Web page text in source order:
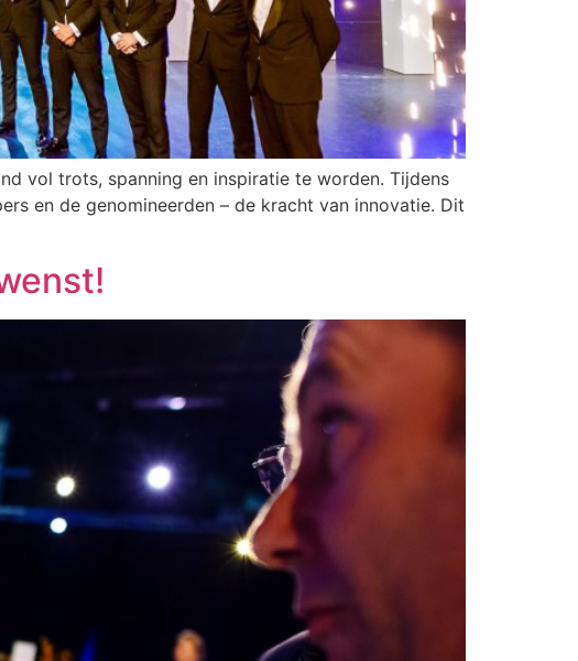
vol trots, spanning en inspiratie te worden. Tijdens
en de genomineerden – de kracht van innovatie. Dit